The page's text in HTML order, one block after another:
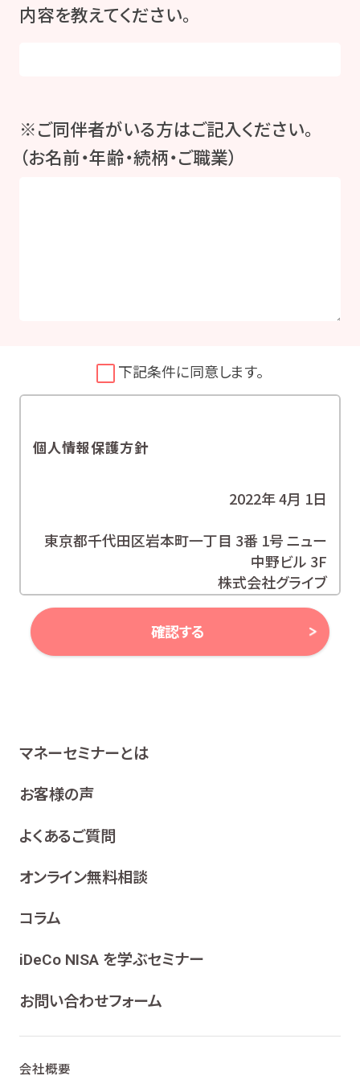
内容を教えてください。
※ご同伴者がいる方はご記入ください。
（お名前・年齢・続柄・ご職業）
下記条件に同意します。
個人情報保護方針
2022年 4月 1日
東京都千代田区岩本町一丁目 3番 1号 ニュー
中野ビル 3F
株式会社グライブ
代表取締役 安田 潔
当社は、お客様の個人情報及び個人番号（以下「個人情報
当社は、個人情報等の保護に関する関係諸法令、ガイドラ
イン及び、所属金融商品取引業者の社内規程並びにこの
個人情報保護方針を遵守いたします。
2 利用目的
当社は、お客様の同意を得た場合及び法令等により例
必要な範囲内でお客様の個人情報を取り扱います。
ンケート、各種情報提供を行うため
グ及びこれらに付帯・関連する商品・サービスの
当社が取り扱う生命保険、損害保険及びこれら
確認する
マネーセミナーとは
お客様の声
よくあるご質問
オンライン無料相談
コラム
iDeCo NISA を学ぶセミナー
お問い合わせフォーム
会社概要